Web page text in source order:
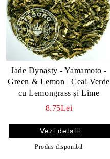
Jade Dynasty - Yamamoto -
Green & Lemon | Ceai Verde
cu Lemongrass și Lime
8.75Lei
Vezi detalii
Produs disponibil